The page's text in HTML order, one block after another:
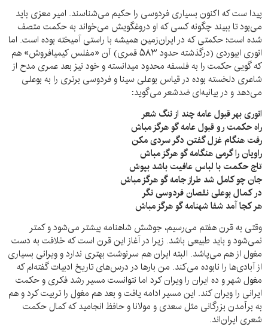
پیدا ست که اکنون بسیاری فردوسی را حکیم می‌شناسند. ‌امیر معزی باید
می‌بود تا ببیند چگونه کسی که او دروغگویش می‌خواند به حکمت متصف
شده است؛ حکمتی که در ایران‌زمین همیشه با راستی آمیخته بوده است. اما
انوری ابیوردی (درگذشته حدود ۵۸۳ قمری) آن «مفلس کیمیافروش» هم
که گویی حکمت را به فلسفه محدود میدانسته و خود نیز بعد عمری مدح از
شاعری دلخسته بوده در قیاس بوعلی سینا و فردوسی برتری را به بوعلی
می‌دهد و در بیانیه‌ای ضدشعر می‌گوید:
انوری بهر قبول عامه چند از ننگ شعر
راه حکمت رو قبول عامه گو هرگز مباش
رفت هنگام غزل گفتن دگر سردی مکن
راویان را گرمی هنگامه گو هرگز مباش
تاج حکمت با لباس عافیت باشد بپوش
جان چو کامل شد طراز جامه گو هرگز مباش
در کمال بوعلی نقصان فردوسی نگر
هر کجا آمد شفا شهنامه گو هرگز مباش
وقتی به قرن هفتم می‌رسیم، جوشش شاهنامه بیشتر می‌شود و کمتر
نمی‌شود و باید طبیعی باشد. زیرا در آغاز این قرن است که خلافت به دست
مغول از هم می‌پاشد. البته ایران هم سرنوشت بهتری ندارد و ویرانی بسیاری
از آبادی‌ها را نابوده می‌کند. من بار‌ها در درس‌های تاریخ ادبیات گفته‌ام که
مغول شهر و ده ایران را ویران کرد اما نتوانست مسیر رشد فکری و حکمت
ایرانی را ویران کند. این مسیر ادامه یافت و بعد هم مغول را تربیت کرد و هم
به برآمدن بزرگانی مثل سعدی و مولانا و حافظ انجامید که کمال حکمت
شعری ایران‌اند.